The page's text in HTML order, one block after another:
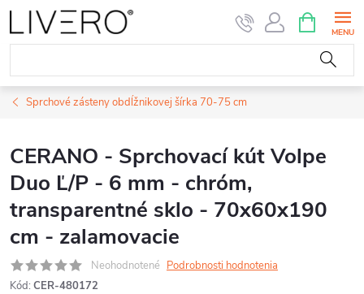
Prejsť
na
obsah
KOŠÍK
Sprchové zásteny obdĺžnikovej šírka 70-75 cm
CERANO - Sprchovací kút Volpe
Duo Ľ/P - 6 mm - chróm,
transparentné sklo - 70x60x190
cm - zalamovacie
Neohodnotené Podrobnosti hodnotenia
Kód: CER-480172